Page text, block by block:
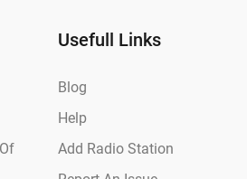
Usefull Links
Blog
Help
Add Radio Station